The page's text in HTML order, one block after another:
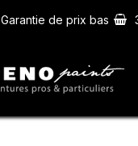
Garantie de prix bas